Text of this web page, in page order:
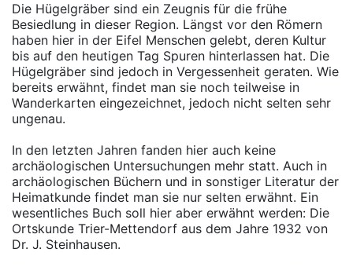
Die Hügelgräber sind ein Zeugnis für die frühe
Besiedlung in dieser Region. Längst vor den Römern
haben hier in der Eifel Menschen gelebt, deren Kultur
bis auf den heutigen Tag Spuren hinterlassen hat. Die
Hügelgräber sind jedoch in Vergessenheit geraten. Wie
bereits erwähnt, findet man sie noch teilweise in
Wanderkarten eingezeichnet, jedoch nicht selten sehr
ungenau.
In den letzten Jahren fanden hier auch keine
archäologischen Untersuchungen mehr statt. Auch in
archäologischen Büchern und in sonstiger Literatur der
Heimatkunde findet man sie nur selten erwähnt. Ein
wesentliches Buch soll hier aber erwähnt werden: Die
Ortskunde Trier-Mettendorf aus dem Jahre 1932 von
Dr. J. Steinhausen.